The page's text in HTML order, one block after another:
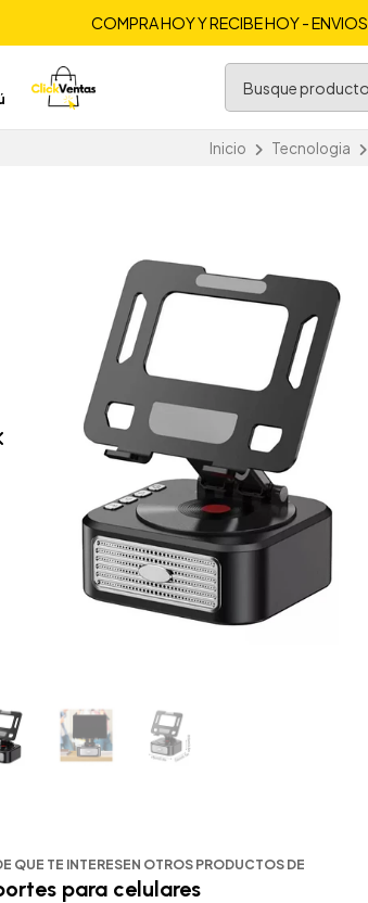
COMPRA HOY Y RECIBE HOY -
Inicio Tecnologia
QUE TE INTERESEN OTROS PRODUCTOS DE
para celulares